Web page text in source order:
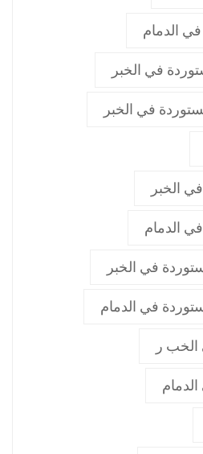
الدمام
في الخبر
في الخبر
الخبر
الدمام
في الخبر
في الدمام
الخب ر